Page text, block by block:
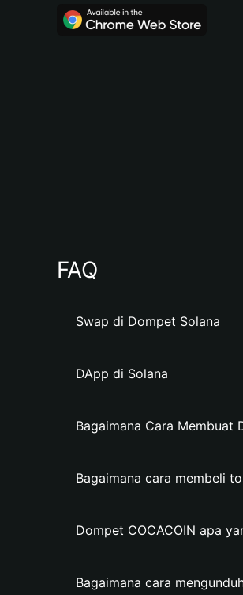
FAQ
Swap di Dompet Solana
DApp di Solana
Bagaimana Cara Membuat
Bagaimana cara membeli
Dompet COCACOIN apa
Bagaimana cara